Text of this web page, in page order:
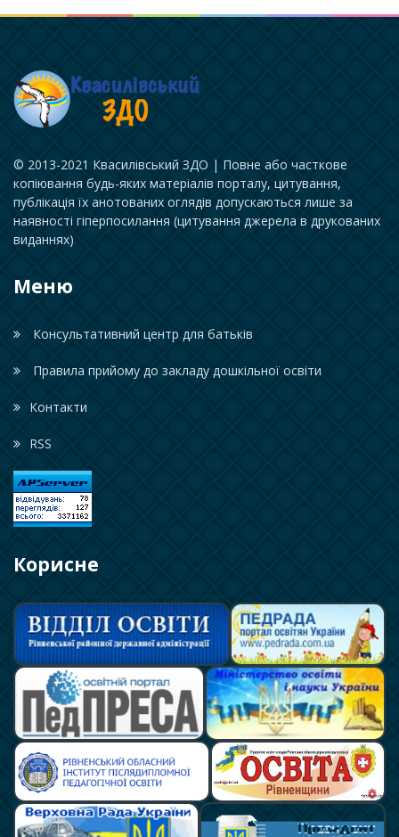
© 2013-2021 Квасилівський ЗДО | Повне або часткове
копіювання будь-яких матеріалів порталу, цитування,
публікація їх анотованих оглядів допускаються лише за
наявності гіперпосилання (цитування джерела в друкованих
виданнях)
Меню
Консультативний центр для батьків
Правила прийому до закладу дошкільної освіти
Контакти
RSS
Корисне